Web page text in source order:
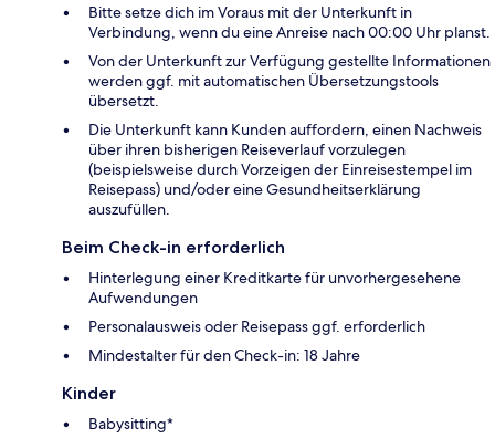
Bitte setze dich im Voraus mit der Unterkunft in
Verbindung, wenn du eine Anreise nach 00:00 Uhr planst.
Von der Unterkunft zur Verfügung gestellte Informationen
werden ggf. mit automatischen Übersetzungstools
übersetzt.
Die Unterkunft kann Kunden auffordern, einen Nachweis
über ihren bisherigen Reiseverlauf vorzulegen
(beispielsweise durch Vorzeigen der Einreisestempel im
Reisepass) und/oder eine Gesundheitserklärung
auszufüllen.
Beim Check-in erforderlich
Hinterlegung einer Kreditkarte für unvorhergesehene
Aufwendungen
Personalausweis oder Reisepass ggf. erforderlich
Mindestalter für den Check-in: 18 Jahre
Kinder
Babysitting*